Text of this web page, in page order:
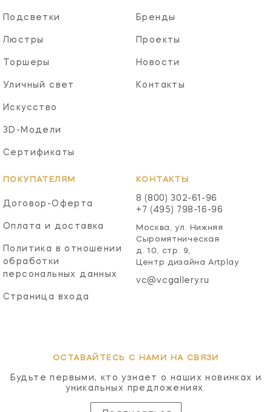
Подсветки
Люстры
Торшеры
Уличный свет
Искусство
3D-Модели
Сертификаты
Бренды
Проекты
Новости
Контакты
ПОКУПАТЕЛЯМ
Договор-Оферта
Оплата и доставка
Политика в отношении
обработки
персональных данных
Страница входа
КОНТАКТЫ
8 (800) 302-61-96
+7 (495) 798-16-96
Москва, ул. Нижняя
Сыромятническая
д. 10, стр. 9,
Центр дизайна Artplay
vc@vcgallery.ru
ОСТАВАЙТЕСЬ С НАМИ НА СВЯЗИ
Будьте первыми, кто узнает о наших новинках и
уникальных предложениях.